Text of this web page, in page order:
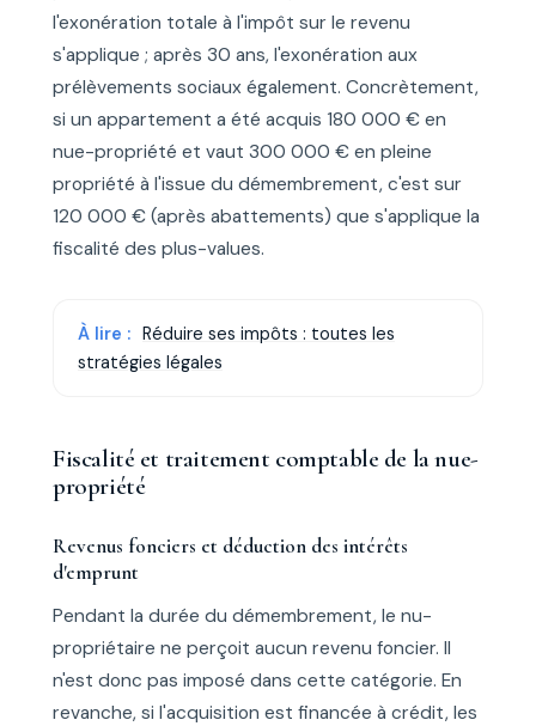
l'exonération totale à l'impôt sur le revenu
s'applique ; après 30 ans, l'exonération aux
prélèvements sociaux également. Concrètement,
si un appartement a été acquis 180 000 € en
nue-propriété et vaut 300 000 € en pleine
propriété à l'issue du démembrement, c'est sur
120 000 € (après abattements) que s'applique la
fiscalité des plus-values.
À lire : Réduire ses impôts : toutes les
stratégies légales
Fiscalité et traitement comptable de la nue-
propriété
Revenus fonciers et déduction des intérêts
d'emprunt
Pendant la durée du démembrement, le nu-
propriétaire ne perçoit aucun revenu foncier. Il
n'est donc pas imposé dans cette catégorie. En
revanche, si l'acquisition est financée à crédit, les